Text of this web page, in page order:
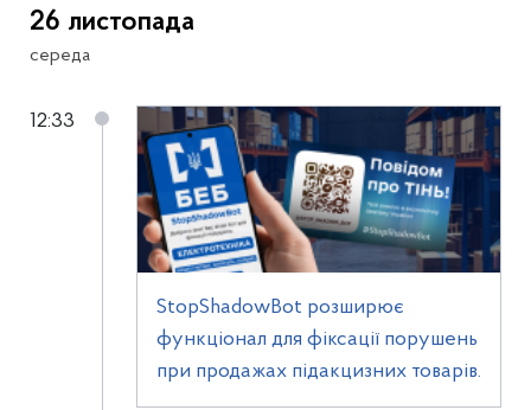
26 листопада
середа
12:33
StopShadowBot розширює
функціонал для фіксації порушень
при продажах підакцизних товарів.